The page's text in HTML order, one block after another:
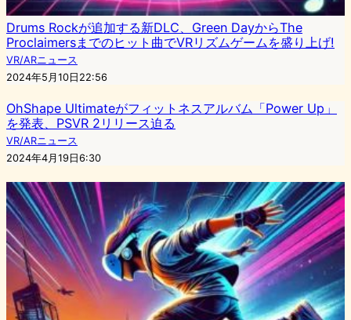
Drums Rockが追加する新DLC、Green DayからThe
Proclaimersまでのヒット曲でVRリズムゲームを盛り上げ!
VR/ARニュース
2024年5月10日22:56
OhShape Ultimateがフィットネスアルバム「Power Up」
を発表、PSVR 2リリース迫る
VR/ARニュース
2024年4月19日6:30